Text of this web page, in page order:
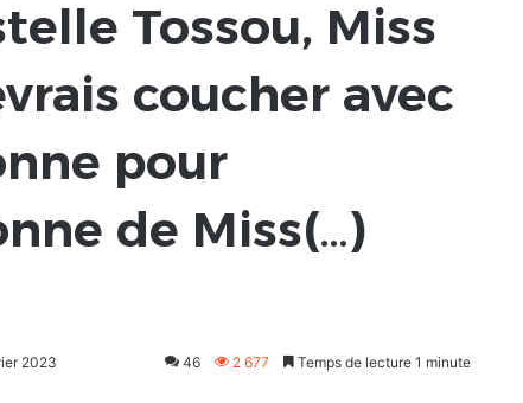
Tossou, Miss
coucher avec
pour
de Miss(…)
2023 46 2 677 Temps de lecture 1 minute